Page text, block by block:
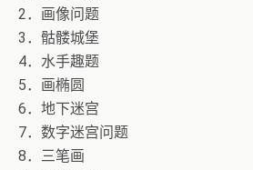
2．画像问题
3．骷髅城堡
4．水手趣题
5．画椭圆
6．地下迷宫
7．数字迷宫问题
8．三笔画